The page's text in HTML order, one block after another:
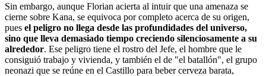
Sin embargo, aunque Florian acierta al intuir que una amenaza se
cierne sobre Kana, se equivoca por completo acerca de su origen,
pues el peligro no llega desde las profundidades del universo,
sino que lleva demasiado tiempo creciendo silenciosamente a su
alrededor. Ese peligro tiene el rostro del Jefe, el hombre que le
consiguió trabajo y vivienda, y también el de "el batallón", el grupo
neonazi que se reúne en el Castillo para beber cerveza barata,